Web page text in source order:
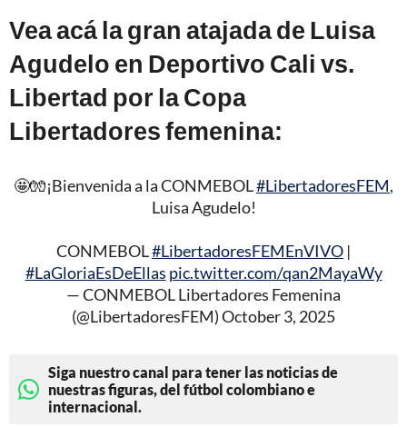
Vea acá la gran atajada de Luisa
Agudelo en Deportivo Cali vs.
Libertad por la Copa
Libertadores femenina:
🤩🧤¡Bienvenida a la CONMEBOL#LibertadoresFEM,
Luisa Agudelo!
CONMEBOL#LibertadoresFEMEnVIVO |
#LaGloriaEsDeEllas pic.twitter.com/qan2MayaWy
— CONMEBOL Libertadores Femenina
(@LibertadoresFEM)October 3, 2025
Siga nuestro canal para tener las noticias de
nuestras figuras, del fútbol colombiano e
internacional.